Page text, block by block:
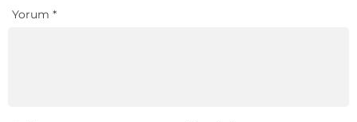
Yorum *